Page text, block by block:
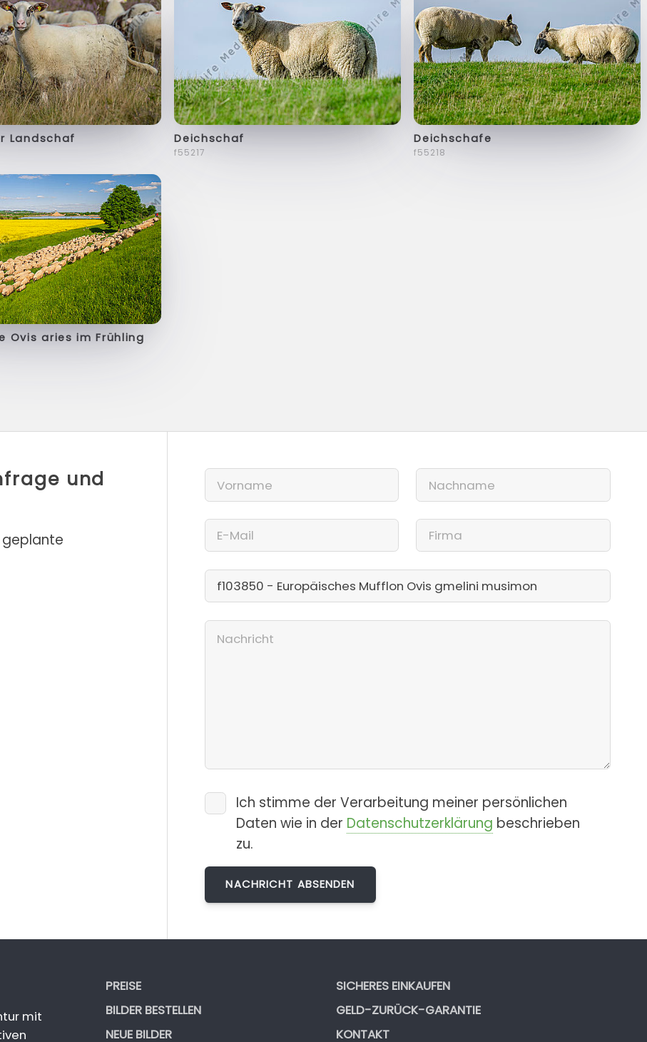
Landschaf Deichschaf
f55217
Deichschafe
f55218
Ovis aries im Frühling
und
geplante
Ich stimme der Verarbeitung meiner persönlichen
Daten wie in der Datenschutzerklärung beschrieben
zu.
mit
PREISE
BILDER BESTELLEN
NEUE BILDER
SICHERES EINKAUFEN
GELD-ZURÜCK-GARANTIE
KONTAKT